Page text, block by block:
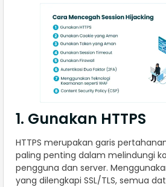
1. Gunakan HTTPS
HTTPS merupakan garis
paling penting dalam melindungi
pengguna dan server.
yang dilengkapi SSL/TLS, semua